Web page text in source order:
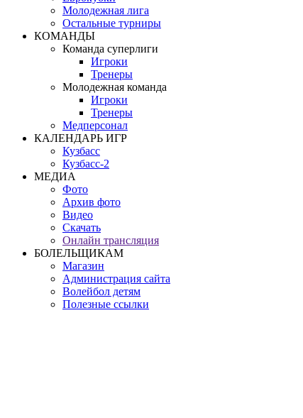
Молодежная лига
Остальные турниры
КОМАНДЫ
Команда суперлиги
Игроки
Тренеры
Молодежная команда
Игроки
Тренеры
Медперсонал
КАЛЕНДАРЬ ИГР
Кузбасс
Кузбасс-2
МЕДИА
Фото
Архив фото
Видео
Скачать
Онлайн трансляция
БОЛЕЛЬЩИКАМ
Магазин
Администрация сайта
Волейбол детям
Полезные ссылки